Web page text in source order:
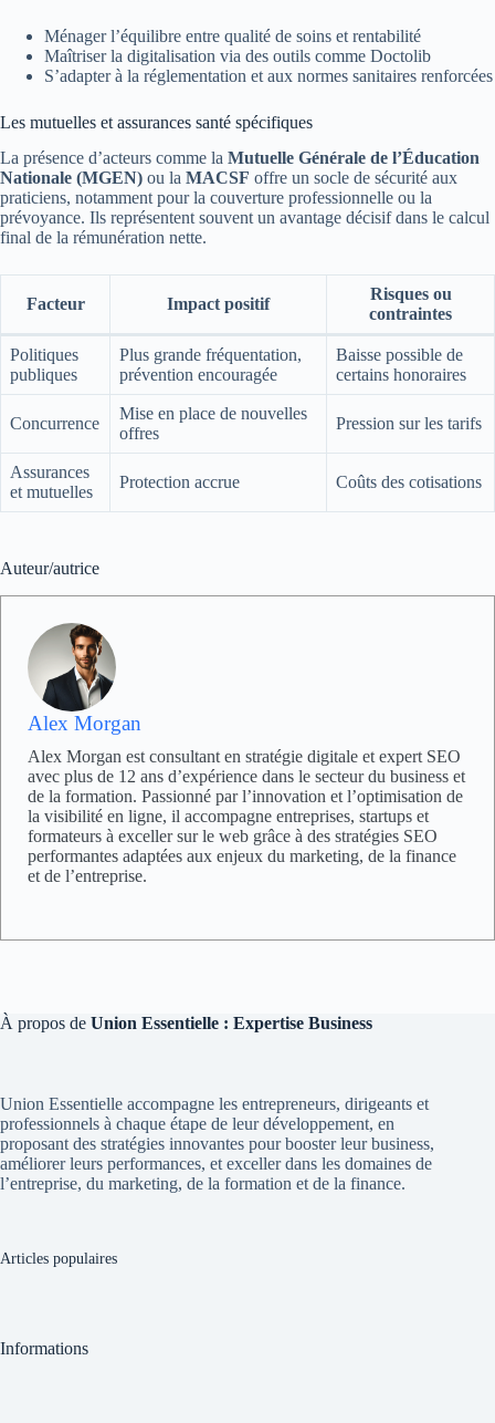
Ménager l’équilibre entre qualité de soins et rentabilité
Maîtriser la digitalisation via des outils comme Doctolib
S’adapter à la réglementation et aux normes sanitaires renforcées
Les mutuelles et assurances santé spécifiques
La présence d’acteurs comme la Mutuelle Générale de l’Éducation
Nationale (MGEN) ou la MACSF offre un socle de sécurité aux
praticiens, notamment pour la couverture professionnelle ou la
prévoyance. Ils représentent souvent un avantage décisif dans le calcul
final de la rémunération nette.
Facteur Impact positif
Risques ou
contraintes
Politiques
publiques
Plus grande fréquentation,
prévention encouragée
Baisse possible de
certains honoraires
Concurrence
Mise en place de nouvelles
offres
Pression sur les tarifs
Assurances
et mutuelles
Protection accrue Coûts des cotisations
Auteur/autrice
Alex Morgan
Alex Morgan est consultant en stratégie digitale et expert SEO
avec plus de 12 ans d’expérience dans le secteur du business et
de la formation. Passionné par l’innovation et l’optimisation de
la visibilité en ligne, il accompagne entreprises, startups et
formateurs à exceller sur le web grâce à des stratégies SEO
performantes adaptées aux enjeux du marketing, de la finance
et de l’entreprise.
À propos de Union Essentielle : Expertise Business
Union Essentielle accompagne les entrepreneurs, dirigeants et
professionnels à chaque étape de leur développement, en
proposant des stratégies innovantes pour booster leur business,
améliorer leurs performances, et exceller dans les domaines de
l’entreprise, du marketing, de la formation et de la finance.
Articles populaires
Informations